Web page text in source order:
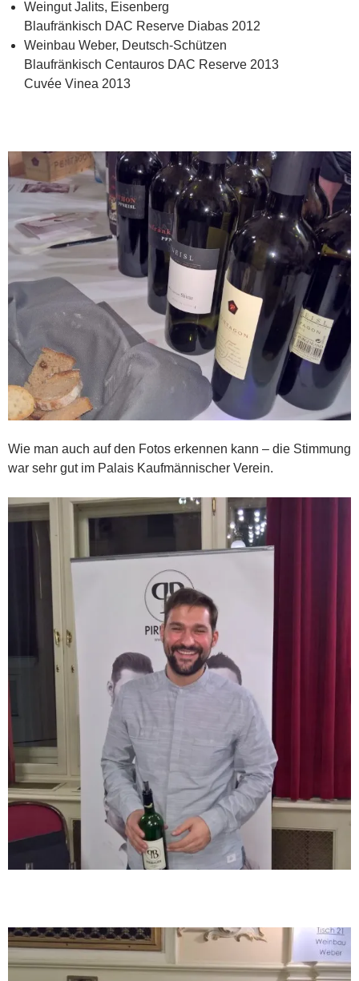
Weingut Jalits, Eisenberg
Blaufränkisch DAC Reserve Diabas 2012
Weinbau Weber, Deutsch-Schützen
Blaufränkisch Centauros DAC Reserve 2013
Cuvée Vinea 2013
Wie man auch auf den Fotos erkennen kann – die Stimmung
war sehr gut im Palais Kaufmännischer Verein.